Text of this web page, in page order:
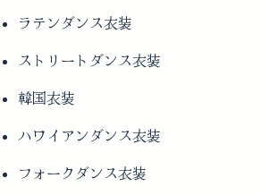
ラテンダンス衣装
ストリートダンス衣装
韓国衣装
ハワイアンダンス衣装
フォークダンス衣装